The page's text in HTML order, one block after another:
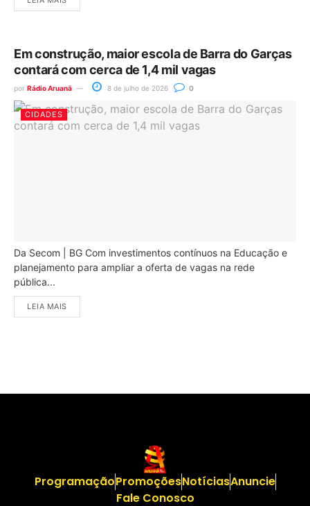
Em construção, maior escola de Barra do Garças
contará com cerca de 1,4 mil vagas
por Rádio Aruanã 8 de julho de 2026 0
CIDADES
Da Secom | BG Com investimentos contínuos na Educação e
planejamento para ampliar a oferta de vagas na rede
pública...
LEIA MAIS
ProgramaçãoPromoçõesNotíciasAnuncie
Fale Conosco